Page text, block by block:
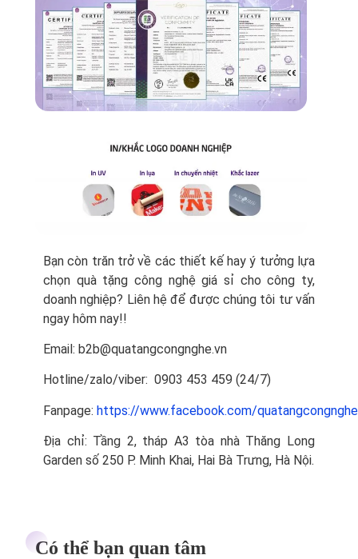
Bạn còn trăn trở về các thiết kế hay ý tưởng lựa
chọn quà tặng công nghệ giá sỉ cho công ty,
doanh nghiệp? Liên hệ để được chúng tôi tư vấn
ngay hôm nay!!
Email: b2b@quatangcongnghe.vn
Hotline/zalo/viber: 0903 453 459 (24/7)
Fanpage: https://www.facebook.com/
Địa chỉ: Tầng 2, tháp A3 tòa nhà Thăng Long
Garden số 250 P. Minh Khai, Hai Bà Trưng, Hà Nội.
Có thể bạn quan tâm